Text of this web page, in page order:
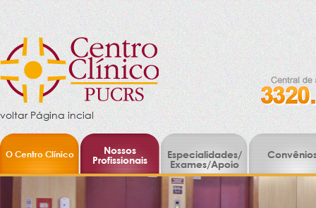
voltar Página incial
O Centro Clínico
Nossos
Profissionais
Especialidades/
Exames/Apoio